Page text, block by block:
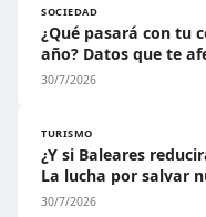
SOCIEDAD
¿Qué pasará con tu
año? Datos que te
30/7/2026
TURISMO
¿Y si Baleares
La lucha por salvar
30/7/2026